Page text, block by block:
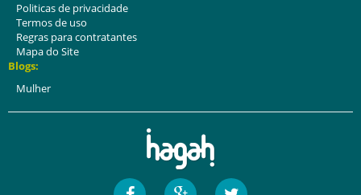
Politicas de privacidade
Termos de uso
Regras para contratantes
Mapa do Site
Blogs:
Mulher